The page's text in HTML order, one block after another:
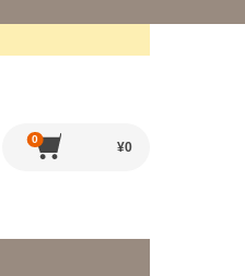
0
¥0